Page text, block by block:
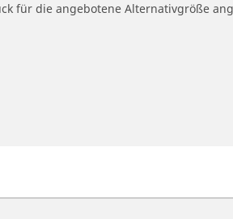
für die angebotene Alternativgröße